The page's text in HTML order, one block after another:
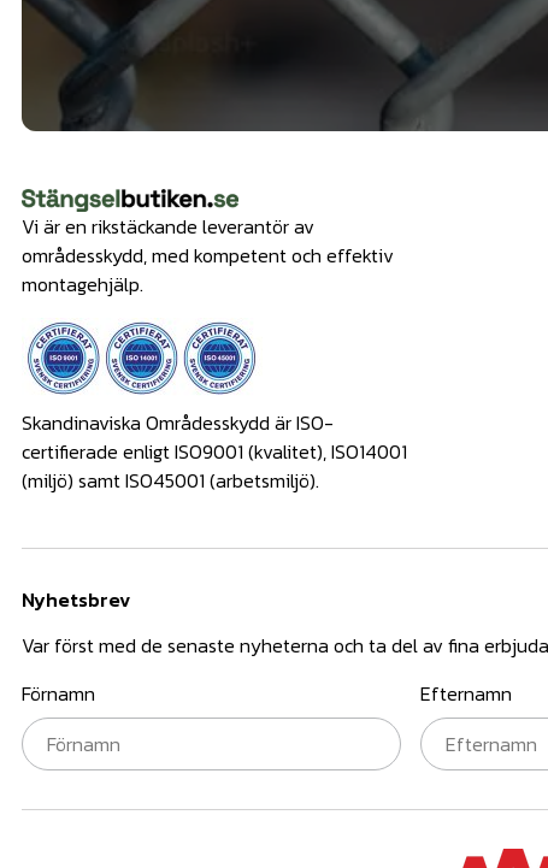
Vi är en rikstäckande leverantör av
områdesskydd, med kompetent och effektiv
montagehjälp.
Skandinaviska Områdesskydd är ISO-
certifierade enligt ISO9001 (kvalitet), ISO14001
(miljö) samt ISO45001 (arbetsmiljö).
Nyhetsbrev
Var först med de senaste nyheterna och ta del av fina
Förnamn
Efternamn